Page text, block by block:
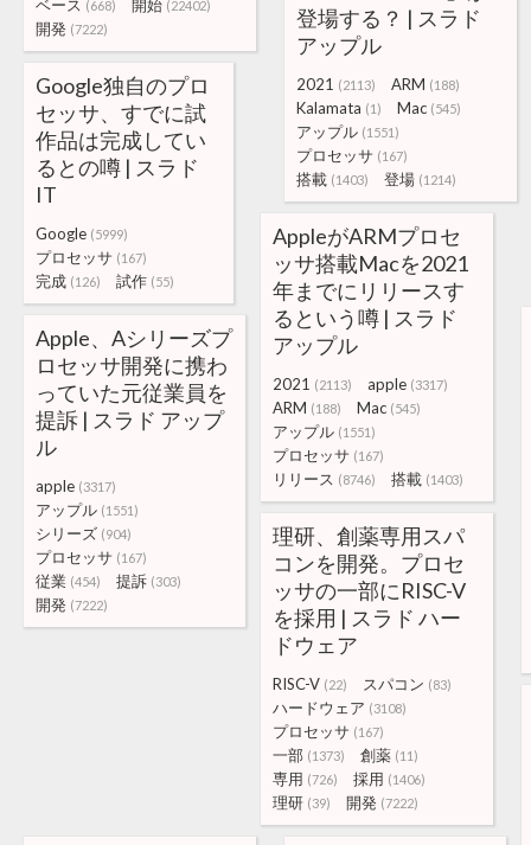
ベース (668) 開始 (22402)
開発 (7222)
登場する？ | スラド
アップル
2021 (2113) ARM (188)
Kalamata (1) Mac (545)
アップル (1551)
プロセッサ (167)
搭載 (1403) 登場 (1214)
Google独自のプロ
セッサ、すでに試
作品は完成してい
るとの噂 | スラド
IT
Google (5999)
プロセッサ (167)
完成 (126) 試作 (55)
AppleがARMプロセ
ッサ搭載Macを2021
年までにリリースす
るという噂 | スラド
アップル
2021 (2113) apple (3317)
ARM (188) Mac (545)
アップル (1551)
プロセッサ (167)
リリース (8746) 搭載 (1403)
Apple、Aシリーズプ
ロセッサ開発に携わ
っていた元従業員を
提訴 | スラド アップ
ル
apple (3317)
アップル (1551)
シリーズ (904)
プロセッサ (167)
従業 (454) 提訴 (303)
開発 (7222)
理研、創薬専用スパ
コンを開発。プロセ
ッサの一部にRISC-V
を採用 | スラド ハー
ドウェア
RISC-V (22) スパコン (83)
ハードウェア (3108)
プロセッサ (167)
一部 (1373) 創薬 (11)
専用 (726) 採用 (1406)
理研 (39) 開発 (7222)